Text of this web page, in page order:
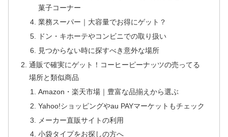
菓子コーナー
業務スーパー｜大容量でお得にゲット？
ドン・キホーテやコンビニでの取り扱い
見つからない時に探すべき意外な場所
通販で確実にゲット！コーヒーピーナッツの売ってる
場所と類似商品
Amazon・楽天市場｜豊富な品揃えから選ぶ
Yahoo!ショッピングやau PAYマーケットもチェック
メーカー直販サイトの利用
小袋タイプをお探しの方へ